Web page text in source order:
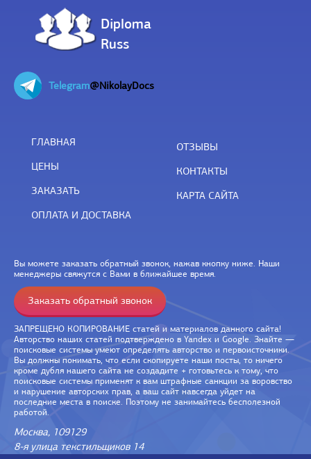
Diploma
Russ
Telegram@NikolayDocs
ГЛАВНАЯ
ЦЕНЫ
ЗАКАЗАТЬ
ОПЛАТА И ДОСТАВКА
ОТЗЫВЫ
КОНТАКТЫ
КАРТА САЙТА
Вы можете заказать обратный звонок, нажав кнопку ниже. Наши
менеджеры свяжутся с Вами в ближайшее время.
Заказать обратный звонок
ЗАПРЕЩЕНО КОПИРОВАНИЕ статей и материалов данного сайта!
Авторство наших статей подтверждено в Yandex и Google. Знайте —
поисковые системы умеют определять авторство и первоисточники.
Вы должны понимать, что если скопируете наши посты, то ничего
кроме дубля нашего сайта не создадите + готовьтесь к тому, что
поисковые системы применят к вам штрафные санкции за воровство
и нарушение авторских прав, а ваш сайт навсегда уйдет на
последние места в поиске. Поэтому не занимайтесь бесполезной
работой.
Москва, 109129
8-я улица текстильщиков 14